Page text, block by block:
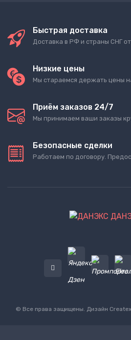
Быстрая доставка
Доставка в РФ и страны СНГ
Низкие цены
Мы стараемся держать цены
Приём заказов 24/7
Мы принимаем ваши заказы
Безопасные сделки
Работаем по договору.
© Все права защищены. Дизайн